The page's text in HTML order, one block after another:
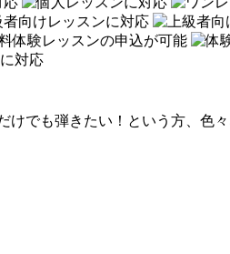
でも弾きたい！という方、色